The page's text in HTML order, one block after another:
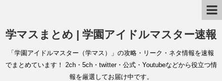
学マスまとめ | 学園アイドルマスター速報
「学園アイドルマスター（学マス）」の攻略・リーク・ネタ情報を速報
でまとめています！ 2ch・5ch・twitter・公式・Youtubeなどから役立つ情
報を厳選してお届け中です。